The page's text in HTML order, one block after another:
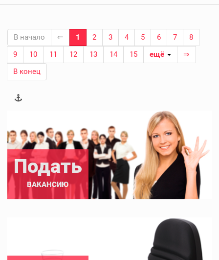
В начало ⇐ 1 2 3 4 5 6 7
8
9
10 11 12 13 14 15 ещё
⇒
В конец
Подать
ВАКАНСИЮ